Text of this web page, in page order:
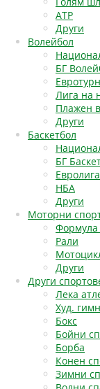
АТР
Други
Волейбол
БГ
Лига на
Плажен
Други
Баскетбол
БГ
Евролига
НБА
Други
Моторни
Формула
Рали
Други
Други
Лека
Худ.
Бокс
Бойни
Борба
Конен
Зимни